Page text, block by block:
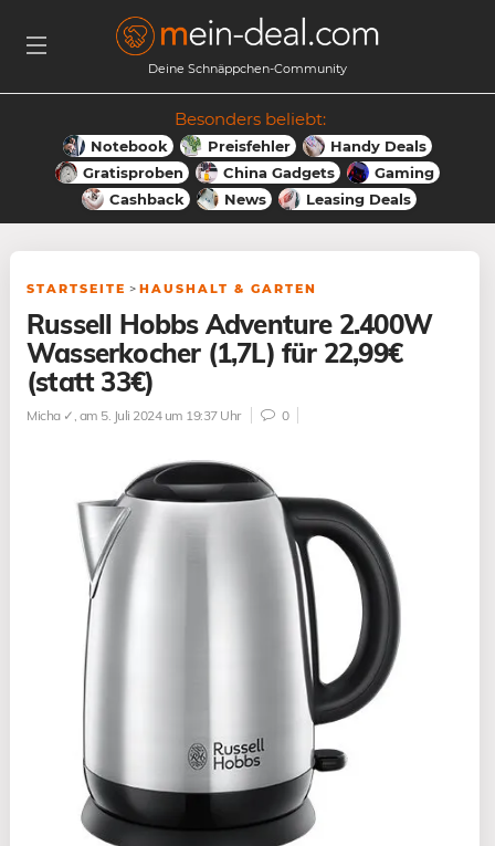
Deine Schnäppchen-Community
Besonders beliebt:
Notebook Preisfehler
Handy Deals
Gratisproben
China Gadgets
Gaming
Cashback
News Leasing Deals
STARTSEITE > HAUSHALT & GARTEN
Russell Hobbs Adventure 2.400W
Wasserkocher (1,7L) für 22,99€
(statt 33€)
Micha ✓ , am 5. Juli 2024 um 19:37 Uhr 0